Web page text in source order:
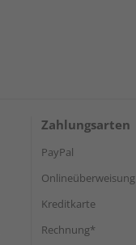
Zahlungsarten
PayPal
Onlineüberweisung
Kreditkarte
Rechnung*